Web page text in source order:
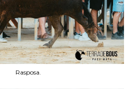
Rasposa.